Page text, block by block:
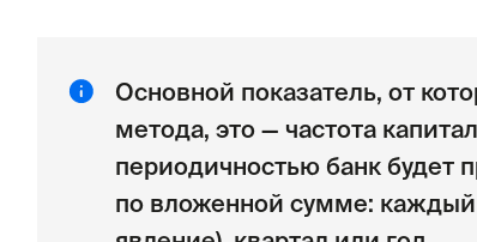
Основной показатель, от
метода, это — частота
периодичностью банк будет
по вложенной сумме: